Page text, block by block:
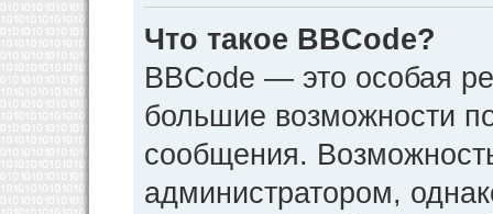
Что такое BBCode?
BBCode — это особая
большие возможности
сообщения.
администратором,